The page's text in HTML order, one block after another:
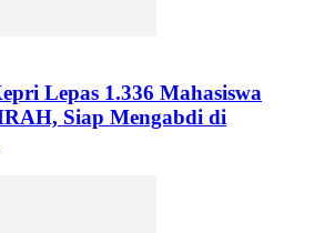
Lepas 1.336 Mahasiswa
Siap Mengabdi di